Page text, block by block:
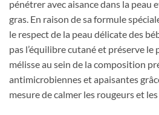
pénétrer avec aisance dans la peau
gras. En raison de sa formule
le respect de la peau délicate des
pas l’équilibre cutané et préserve le
mélisse au sein de la composition
antimicrobiennes et apaisantes
mesure de calmer les rougeurs et